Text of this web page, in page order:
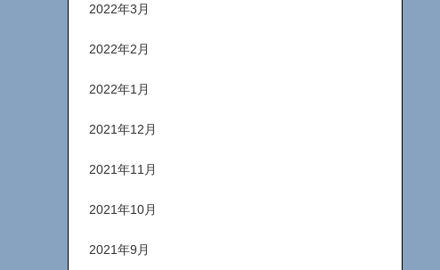
2022年3月
2022年2月
2022年1月
2021年12月
2021年11月
2021年10月
2021年9月